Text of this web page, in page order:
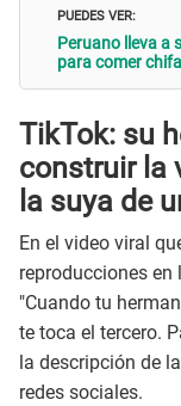
PUEDES VER:
Peruano lleva a
para comer
TikTok: su
construir la
la suya de
En el video viral
reproducciones
"Cuando tu
te toca el tercero.
la descripción de
redes sociales.